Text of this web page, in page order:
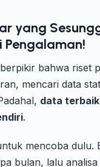
yang
Pengalaman!
bahwa riset
mencari data
data
.
mencoba dulu.
bulan, lalu